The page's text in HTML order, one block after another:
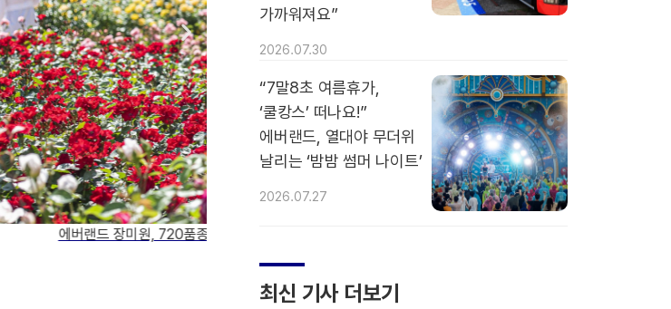
가까워져요”
2026.07.30
“7말8초 여름휴가,
‘쿨캉스’ 떠나요!”
에버랜드, 열대야 무더위
날리는 ‘밤밤 썸머 나이트’
2026.07.27
최신 기사 더보기